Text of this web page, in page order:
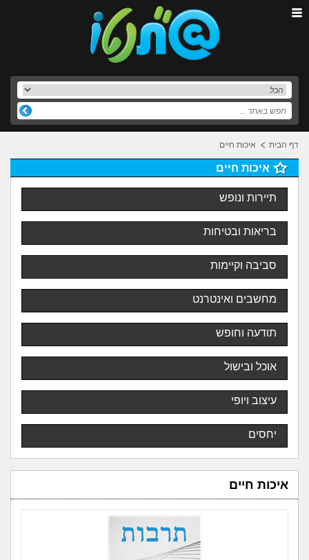
דף הבית איכות חיים
איכות חיים
תיירות ונופש
בריאות ובטיחות
סביבה וקיימות
מחשבים ואינטרנט
תודעה וחופש
אוכל ובישול
עיצוב ויופי
יחסים
איכות חיים